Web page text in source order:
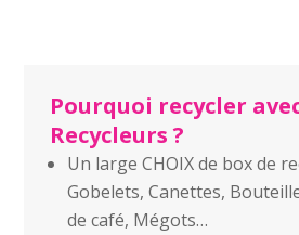
Pourquoi recycler
Recycleurs ?
Un large CHOIX de box de
Gobelets, Canettes,
de café, Mégots…